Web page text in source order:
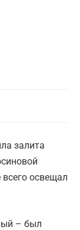
залита
освещал
– был